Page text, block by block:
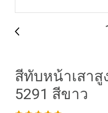
สีทับหน้าเสาสู
5291 สีขาว